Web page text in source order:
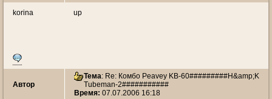
korina up
Автор
Тема: Re: Комбо Peavey KB-60#########H&amp;K
Tubeman-2###########
Время: 07.07.2006 16:18